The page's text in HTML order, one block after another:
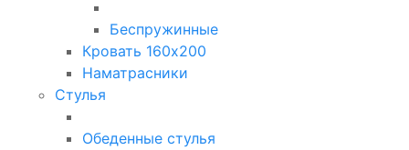
Беспружинные
Кровать 160х200
Наматрасники
Стулья
Обеденные стулья